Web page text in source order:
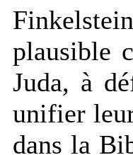
plausible
Juda, à
unifier
dans la